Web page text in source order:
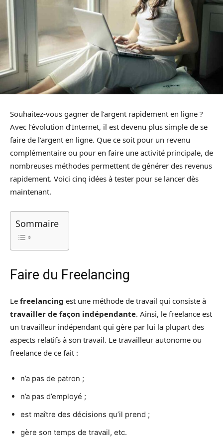
Souhaitez-vous gagner de l’argent rapidement en ligne ?
Avec l’évolution d’Internet, il est devenu plus simple de se
faire de l’argent en ligne. Que ce soit pour un revenu
complémentaire ou pour en faire une activité principale, de
nombreuses méthodes permettent de générer des revenus
rapidement. Voici cinq idées à tester pour se lancer dès
maintenant.
Sommaire
Faire du Freelancing
Le freelancing est une méthode de travail qui consiste à
travailler de façon indépendante. Ainsi, le freelance est
un travailleur indépendant qui gère par lui la plupart des
aspects relatifs à son travail. Le travailleur autonome ou
freelance de ce fait :
n’a pas de patron ;
n’a pas d’employé ;
est maître des décisions qu’il prend ;
gère son temps de travail, etc.